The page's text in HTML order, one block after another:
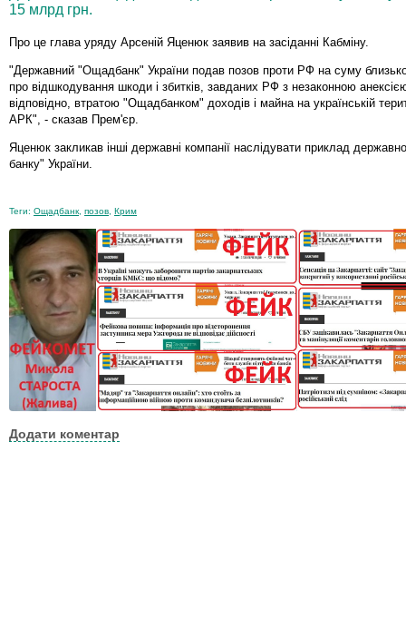
15 млрд грн.
Про це глава уряду Арсеній Яценюк заявив на засіданні Кабміну.
"Державний "Ощадбанк" України подав позов проти РФ на суму
про відшкодування шкоди і збитків, завданих РФ з незаконною
відповідно, втратою "Ощадбанком" доходів і майна на українській
АРК", - сказав Прем'єр.
Яценюк закликав інші державні компанії наслідувати приклад
банку" України.
Теги: Ощадбанк позов Крим
Додати коментар